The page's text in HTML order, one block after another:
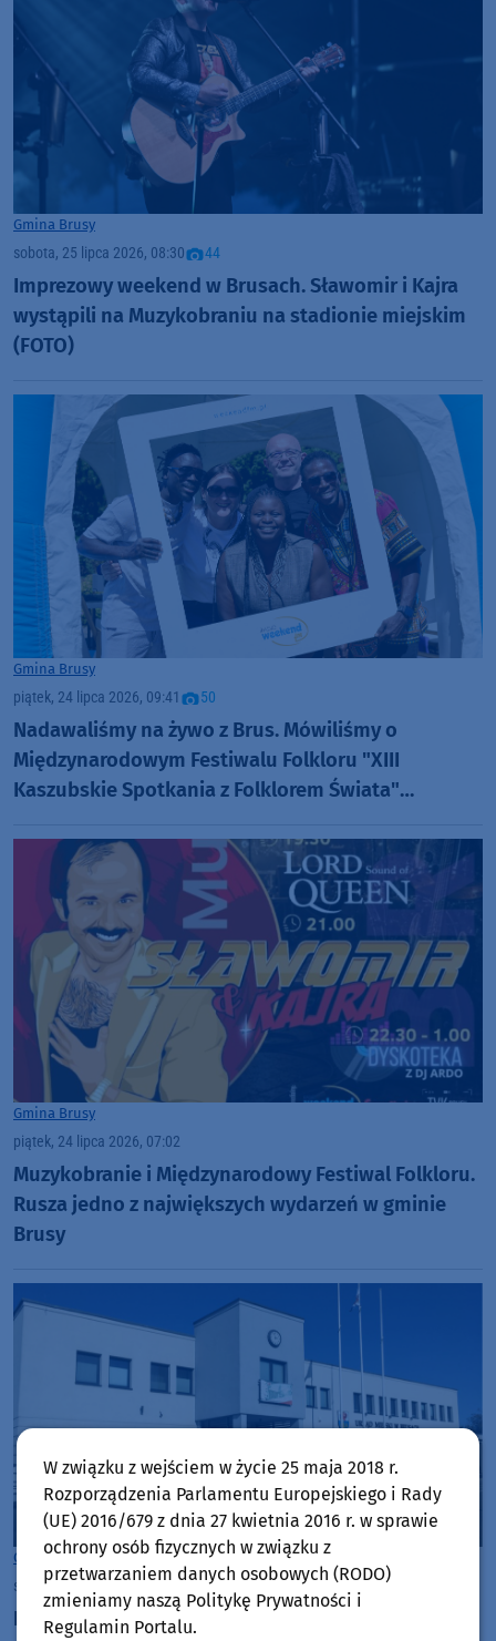
Gmina Brusy
sobota, 25 lipca 2026, 08:30 44
Imprezowy weekend w Brusach. Sławomir i Kajra
wystąpili na Muzykobraniu na stadionie miejskim
(FOTO)
Gmina Brusy
piątek, 24 lipca 2026, 09:41 50
Nadawaliśmy na żywo z Brus. Mówiliśmy o
Międzynarodowym Festiwalu Folkloru "XIII
Kaszubskie Spotkania z Folklorem Świata"
Gmina Brusy
piątek, 24 lipca 2026, 07:02
Muzykobranie i Międzynarodowy Festiwal Folkloru.
Rusza jedno z największych wydarzeń w gminie
Brusy
Gmina Brusy
środa, 22 lipca 2026, 07:16
Budowa drogi z Wielkich Chełmów do Krówni w
W związku z wejściem w życie 25 maja 2018 r.
Rozporządzenia Parlamentu Europejskiego i Rady
(UE) 2016/679 z dnia 27 kwietnia 2016 r. w sprawie
ochrony osób fizycznych w związku z
przetwarzaniem danych osobowych (RODO)
zmieniamy naszą Politykę Prywatności i
Regulamin Portalu.